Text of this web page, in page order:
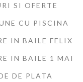
SI OFERTE
CU PISCINA
IN BAILE FELIX
IN BAILE 1 MAI
DE PLATA